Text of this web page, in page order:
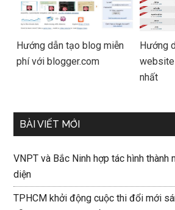
Hướng dẫn tạo blog miễn
phí với blogger.com
Hướng
nhất
BÀI VIẾT MỚI
VNPT và Bắc Ninh hợp tác hình thành
diện
TPHCM khởi động cuộc thi đổi mới